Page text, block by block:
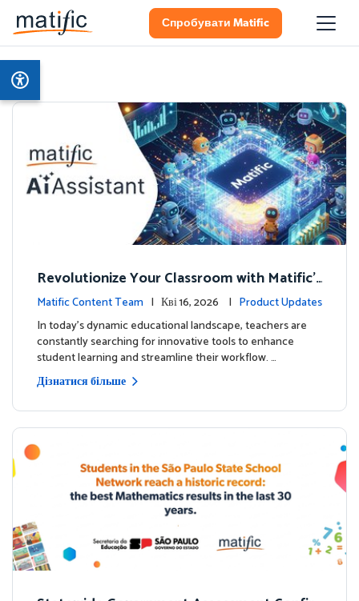
Спробувати Matific
Revolutionize Your Classroom with Matific's
AI-Powered Teacher Assistant
Matific Content Team | Кві 16, 2026 | Product Updates
In today's dynamic educational landscape, teachers are
constantly searching for innovative tools to enhance
student learning and streamline their workflow. …
Дізнатися більше